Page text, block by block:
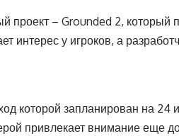
проект – Grounded 2, который
интерес у игроков, а
которой запланирован на 24
привлекает внимание еще